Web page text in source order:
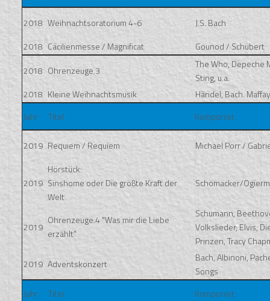
2018 Weihnachtsoratorium 4-6
J.S. Bach
2018 Cäcilienmesse / Magnificat
Gounod / Schubert
2018 Ohrenzeuge.3
The Who, Depeche
Sting, u.a.
2018 Kleine Weihnachtsmusik
Händel, Bach.
Jahr
Titel Komponist
2019 Requiem / Requiem Michael Porr /
2019
Hörstück:
Sinshome oder Die größte Kraft der
Welt
Schomacker/
2019
Ohrenzeuge.4 "Was mir die Liebe
erzählt"
Schumann,
Volkslieder, Elvis,
Prinzen, Tracy
2019 Adventskonzert
Bach, Albinoni,
Songs
Jahr
Titel Komponist